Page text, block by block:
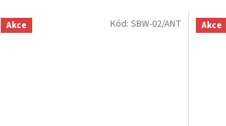
Akce Kód: SBW-02/ANT Akce